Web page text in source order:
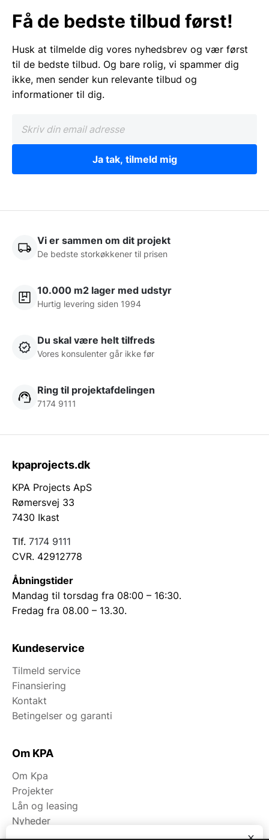
Få de bedste tilbud først!
Husk at tilmelde dig vores nyhedsbrev og vær først
til de bedste tilbud. Og bare rolig, vi spammer dig
ikke, men sender kun relevante tilbud og
informationer til dig.
Ja tak, tilmeld mig
Vi er sammen om dit projekt
De bedste storkøkkener til prisen
10.000 m2 lager med udstyr
Hurtig levering siden 1994
Du skal være helt tilfreds
Vores konsulenter går ikke før
Ring til projektafdelingen
7174 9111
kpaprojects.dk
KPA Projects ApS
Rømersvej 33
7430 Ikast
Tlf. 7174 9111
CVR. 42912778
Åbningstider
Mandag til torsdag fra 08:00 – 16:30.
Fredag fra 08.00 – 13.30.
Kundeservice
Tilmeld service
Finansiering
Kontakt
Betingelser og garanti
Om KPA
Om Kpa
Projekter
Lån og leasing
Nyheder
Fagområder
x